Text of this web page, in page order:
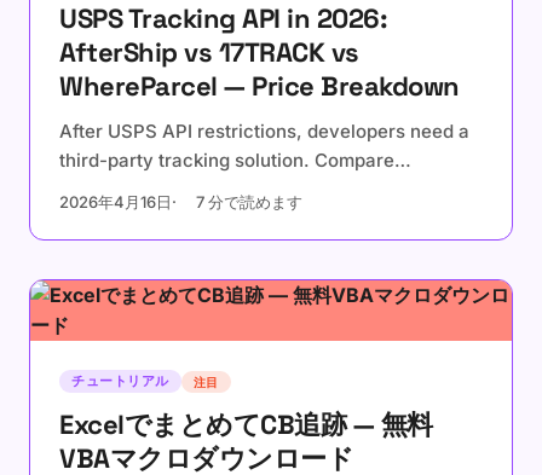
USPS Tracking API in 2026:
AfterShip vs 17TRACK vs
WhereParcel — Price Breakdown
After USPS API restrictions, developers need a
third-party tracking solution. Compare
AfterShip, 17TRACK, and WhereParcel on real
pricing, billing models, and hidden costs.
2026年4月16日 7 分で読めます
チュートリアル 注目
ExcelでまとめてCB追跡 — 無料
VBAマクロダウンロード